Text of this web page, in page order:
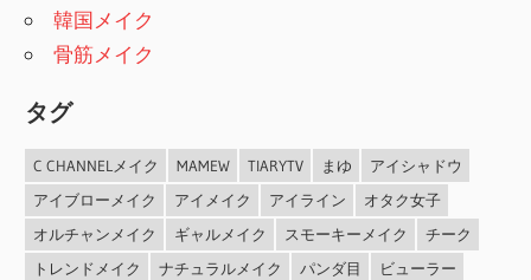
韓国メイク
骨筋メイク
タグ
C CHANNELメイク MAMEW TIARYTV まゆ
アイシャドウ
アイブローメイク
アイメイク アイライン
オタク女子
オルチャンメイク
ギャルメイク スモーキーメイク
チーク
トレンドメイク
ナチュラルメイク パンダ目
ビューラー